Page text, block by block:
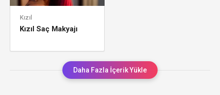
Kızıl
Kızıl Saç Makyajı
Daha Fazla İçerik Yükle